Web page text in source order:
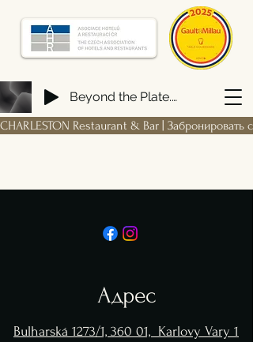
CHARLESTON Restaurant & Bar | Забронировать
Beyond the Plate. Building a FIRM Hospitality Ecosystem from Scratch
Адрес
Bulharská 1273/1, 360 01, Karlovy Vary 1